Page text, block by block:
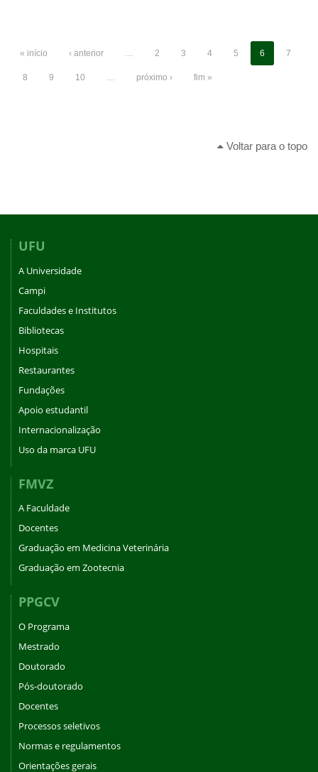
« início ‹ anterior 2 3 4 5 6 7
8 9 10 próximo › fim »
Voltar para o topo
UFU
A Universidade
Campi
Faculdades e Institutos
Bibliotecas
Hospitais
Restaurantes
Fundações
Apoio estudantil
Internacionalização
Uso da marca UFU
FMVZ
A Faculdade
Docentes
Graduação em Medicina Veterinária
Graduação em Zootecnia
PPGCV
O Programa
Mestrado
Doutorado
Pós-doutorado
Docentes
Processos seletivos
Normas e regulamentos
Orientações gerais